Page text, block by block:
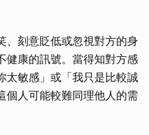
、刻意貶低或忽視對方的身
健康的訊號。當得知對方感
太敏感」或「我只是比較誠
個人可能較難同理他人的需